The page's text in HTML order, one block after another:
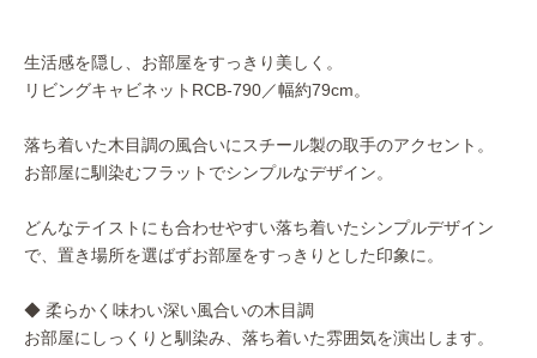
生活感を隠し、お部屋をすっきり美しく。
リビングキャビネットRCB-790／幅約79cm。
落ち着いた木目調の風合いにスチール製の取手のアクセント。
お部屋に馴染むフラットでシンプルなデザイン。
どんなテイストにも合わせやすい落ち着いたシンプルデザイン
で、置き場所を選ばずお部屋をすっきりとした印象に。
◆ 柔らかく味わい深い風合いの木目調
お部屋にしっくりと馴染み、落ち着いた雰囲気を演出します。